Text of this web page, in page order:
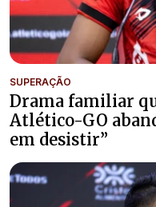
SUPERAÇÃO
Drama familiar
Atlético-GO
em desistir”